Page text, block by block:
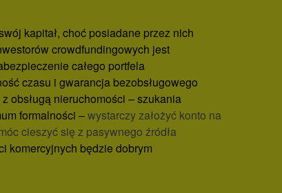
kapitał, choć posiadane przez nich
crowdfundingowych jest
całego portfela
czasu i gwarancja bezobsługowego
obsługą nieruchomości – szukania
formalności –wystarczy założyć konto na
cieszyć się z pasywnego źródła
komercyjnych będzie dobrym